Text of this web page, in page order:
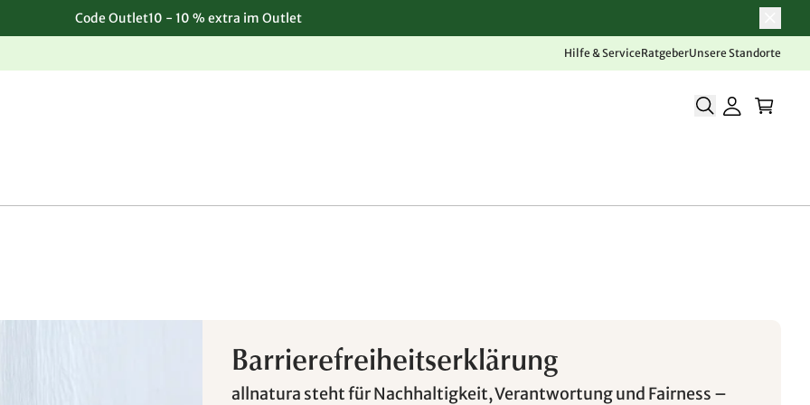
Code Outlet10 - 10 % extra im Outlet
Hilfe & ServiceRatgeberUnsere Standorte
Barrierefreiheitserklärung
allnatura steht für Nachhaltigkeit, Verantwortung und Fairness –